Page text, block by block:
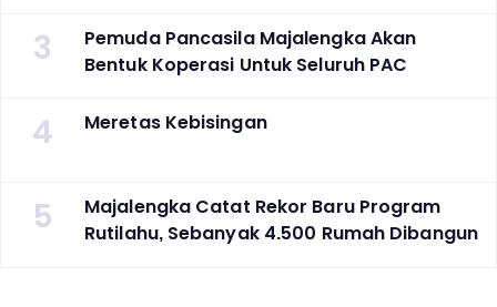
3
Pemuda Pancasila Majalengka Akan
Bentuk Koperasi Untuk Seluruh PAC
4 Meretas Kebisingan
5
Majalengka Catat Rekor Baru Program
Rutilahu, Sebanyak 4.500 Rumah Dibangun